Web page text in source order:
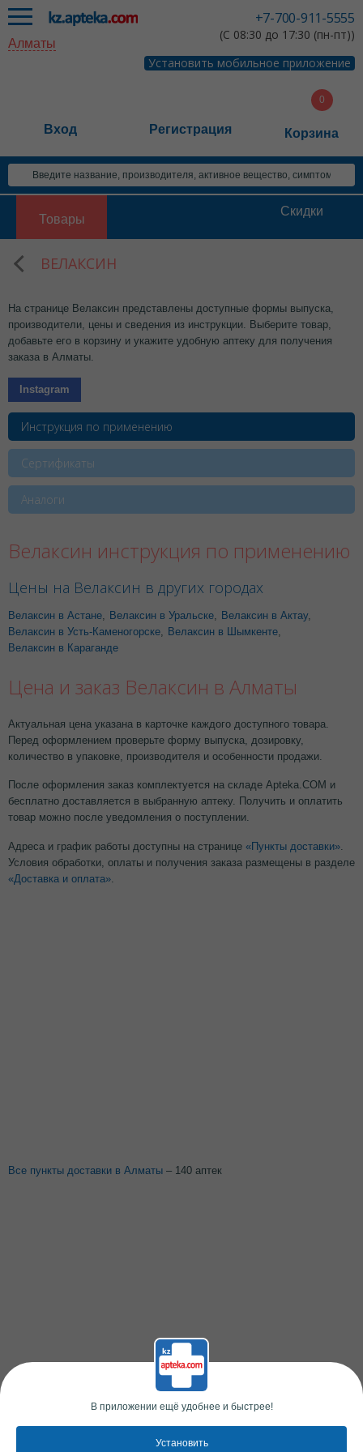
+7-700-911-5555
(С 08:30 до 17:30 (пн-пт))
Установить мобильное приложение
Алматы
Вход Регистрация Корзина
Товары
Скидки
ВЕЛАКСИН
На странице Велаксин представлены доступные формы выпуска,
производители, цены и сведения из инструкции. Выберите товар,
добавьте его в корзину и укажите удобную аптеку для получения
заказа в Алматы.
Instagram
Инструкция по применению
Сертификаты
Аналоги
Велаксин инструкция по применению
Цены на Велаксин в других городах
Велаксин в Астане Велаксин в Уральске Велаксин в Актау,
Велаксин в Усть-Каменогорске
Велаксин в Шымкенте
Велаксин в Караганде
Цена и заказ Велаксин в Алматы
Актуальная цена указана в карточке каждого доступного товара.
Перед оформлением проверьте форму выпуска, дозировку,
количество в упаковке, производителя и особенности продажи.
После оформления заказ комплектуется на складе Apteka.COM и
бесплатно доставляется в выбранную аптеку. Получить и оплатить
товар можно после уведомления о поступлении.
Адреса и график работы доступны на странице «Пункты доставки»
Условия обработки, оплаты и получения заказа размещены в разделе
«Доставка и оплата»
Все пункты доставки в Алматы – 140 аптек
В приложении ещё удобнее и быстрее!
Установить